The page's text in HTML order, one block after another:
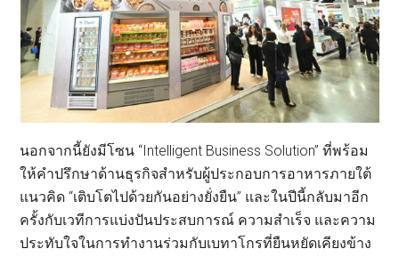
นอกจากนี้ยังมีโซน “Intelligent Business Solution” ที่พร้อม
ให้คำปรึกษาด้านธุรกิจสำหรับผู้ประกอบการอาหารภายใต้
แนวคิด “เติบโตไปด้วยกันอย่างยั่งยืน” และในปีนี้กลับมาอีก
ครั้งกับเวทีการแบ่งปันประสบการณ์ ความสำเร็จ และความ
ประทับใจในการทำงานร่วมกับเบทาโกรที่ยืนหยัดเคียงข้าง